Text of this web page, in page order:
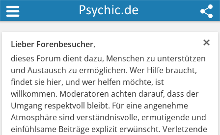
×
Lieber Forenbesucher,
dieses Forum dient dazu, Menschen zu unterstützen
und Austausch zu ermöglichen. Wer Hilfe braucht,
findet sie hier, und wer helfen möchte, ist
willkommen. Moderatoren achten darauf, dass der
Umgang respektvoll bleibt. Für eine angenehme
Atmosphäre sind verständnisvolle, ermutigende und
einfühlsame Beiträge explizit erwünscht. Verletzende